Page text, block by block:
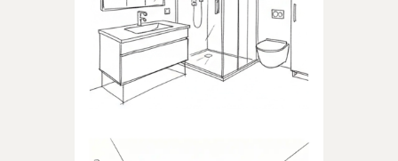
Produkty dedykowane do
łazienki